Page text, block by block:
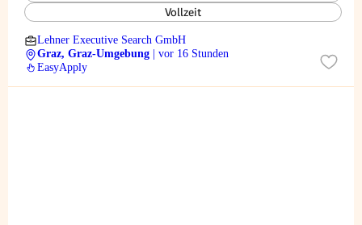
Vollzeit
Lehner Executive Search GmbH
Graz, Graz-Umgebung
| vor 16 Stunden
EasyApply